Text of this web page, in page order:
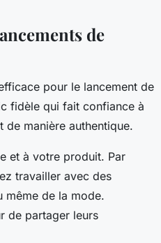
de
pour le lancement de
fidèle qui fait confiance à
manière authentique.
et à votre produit. Par
travailler avec des
même de la mode.
de partager leurs